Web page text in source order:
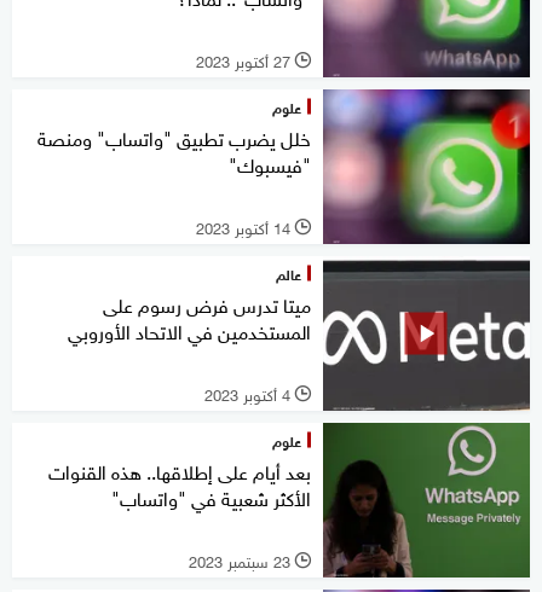
l 27 أكتوبر 2023
علوم
خلل يضرب تطبيق "واتساب" ومنصة
"فيسبوك"
l 14 أكتوبر 2023
عالم
ميتا تدرس فرض رسوم على
المستخدمين في الاتحاد الأوروبي
l 4 أكتوبر 2023
علوم
بعد أيام على إطلاقها.. هذه القنوات
الأكثر شعبية في "واتساب"
l 23 سبتمبر 2023